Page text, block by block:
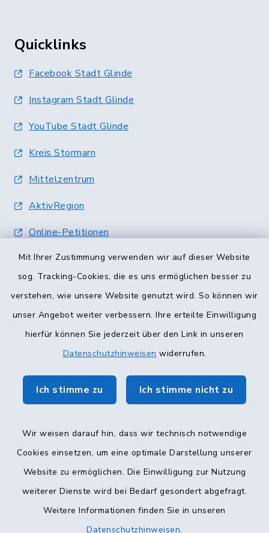
Mit Ihrer Zustimmung verwenden wir auf dieser Website
sog. Tracking-Cookies, die es uns ermöglichen besser zu
verstehen, wie unsere Website genutzt wird. So können wir
unser Angebot weiter verbessern. Ihre erteilte Einwilligung
hierfür können Sie jederzeit über den Link in unseren
Datenschutzhinweisen widerrufen.
Ich stimme zu Ich stimme nicht zu
Wir weisen darauf hin, dass wir technisch notwendige
Cookies einsetzen, um eine optimale Darstellung unserer
Website zu ermöglichen. Die Einwilligung zur Nutzung
weiterer Dienste wird bei Bedarf gesondert abgefragt.
Weitere Informationen finden Sie in unseren
Datenschutzhinweisen.
Quicklinks
Facebook Stadt Glinde
Instagram Stadt Glinde
YouTube Stadt Glinde
Kreis Stormarn
Mittelzentrum
AktivRegion
Online-Petitionen
Terminvergabe
Barrierefreiheit